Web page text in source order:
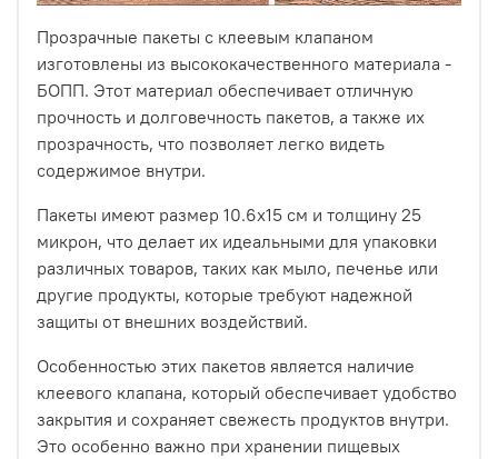
Прозрачные пакеты с клеевым клапаном
изготовлены из высококачественного материала -
БОПП. Этот материал обеспечивает отличную
прочность и долговечность пакетов, а также их
прозрачность, что позволяет легко видеть
содержимое внутри.
Пакеты имеют размер 10.6х15 см и толщину 25
микрон, что делает их идеальными для упаковки
различных товаров, таких как мыло, печенье или
другие продукты, которые требуют надежной
защиты от внешних воздействий.
Особенностью этих пакетов является наличие
клеевого клапана, который обеспечивает удобство
закрытия и сохраняет свежесть продуктов внутри.
Это особенно важно при хранении пищевых